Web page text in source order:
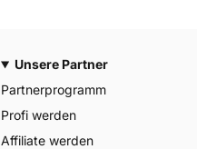
Unsere Partner
Partnerprogramm
Profi werden
Affiliate werden